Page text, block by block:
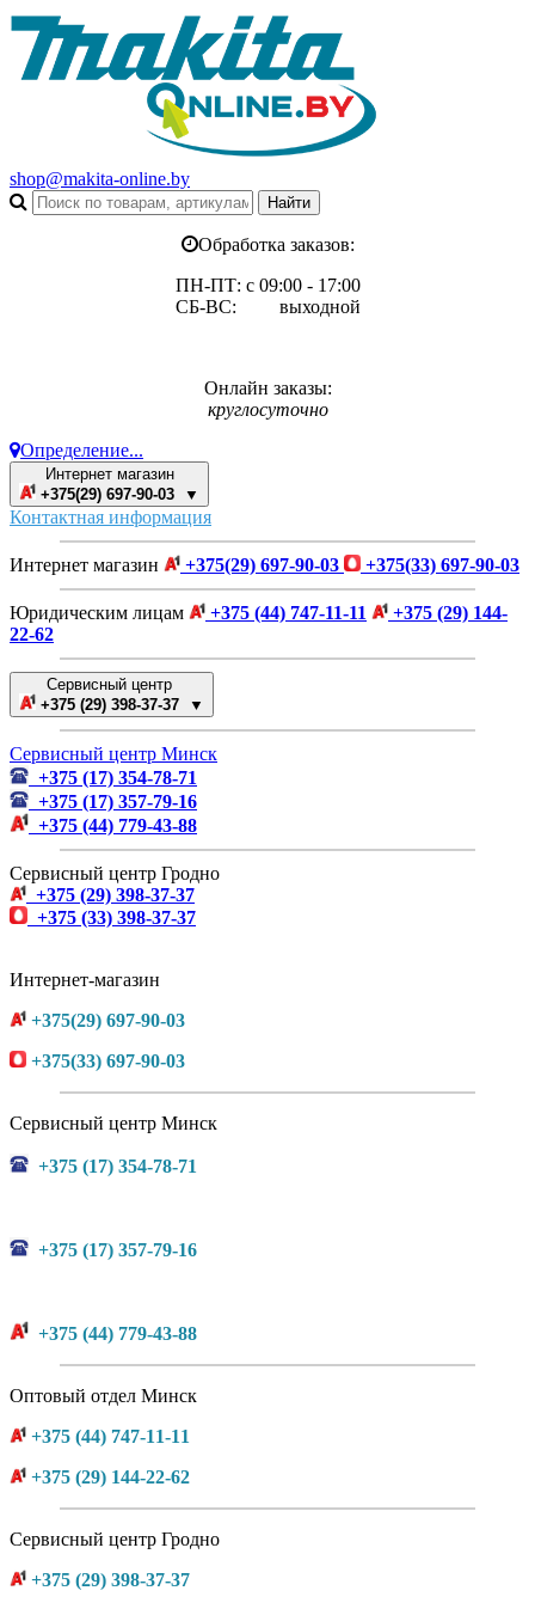
shop@makita-online.by
Обработка заказов:
ПН-ПТ: с 09:00 - 17:00
СБ-ВС: выходной
Онлайн заказы:
круглосуточно
Определение...
Интернет магазин
+375(29) 697-90-03 ▼
Контактная информация
Интернет магазин +375(29) 697-90-03 +375(33) 697-90-03
Юридическим лицам +375 (44) 747-11-11
+375 (29) 144-
22-62
Сервисный центр
+375 (29) 398-37-37 ▼
Сервисный центр Минск
+375 (17) 354-78-71
+375 (17) 357-79-16
+375 (44) 779-43-88
Сервисный центр Гродно
+375 (29) 398-37-37
+375 (33) 398-37-37
Интернет-магазин
+375(29) 697-90-03
+375(33) 697-90-03
Сервисный центр Минск
+375 (17) 354-78-71
+375 (17) 357-79-16
+375 (44) 779-43-88
Оптовый отдел Минск
+375 (44) 747-11-11
+375 (29) 144-22-62
Сервисный центр Гродно
+375 (29) 398-37-37